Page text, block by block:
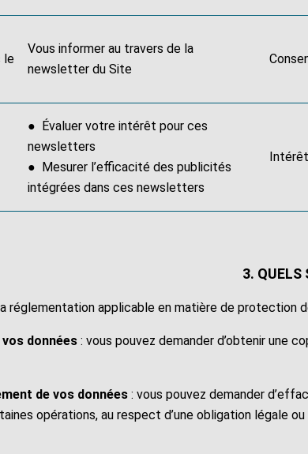
le
Vous informer au travers de la
newsletter du Site
● Évaluer votre intérêt pour ces
newsletters
● Mesurer l’efficacité des publicités
intégrées dans ces newsletters
3. QUELS
réglementation applicable en matière de protection
données : vous pouvez demander d’obtenir une
de vos données : vous pouvez demander
opérations, au respect d’une obligation légale